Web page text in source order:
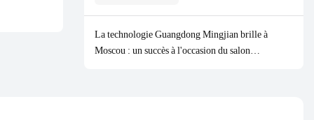
La technologie Guangdong Mingjian brille à
Moscou : un succès à l'occasion du salon